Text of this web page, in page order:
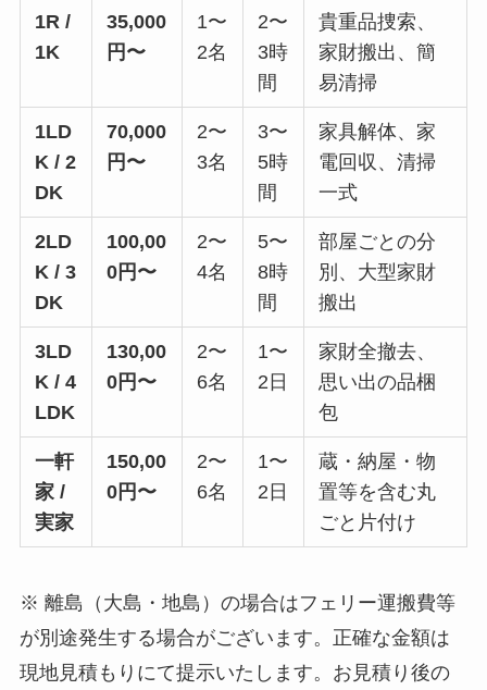
1R /
1K
35,000
円〜
1〜
2名
2〜
3時
間
貴重品捜索、
家財搬出、簡
易清掃
1LD
K / 2
DK
70,000
円〜
2〜
3名
3〜
5時
間
家具解体、家
電回収、清掃
一式
2LD
K / 3
DK
100,00
0円〜
2〜
4名
5〜
8時
間
部屋ごとの分
別、大型家財
搬出
3LD
K / 4
LDK
130,00
0円〜
2〜
6名
1〜
2日
家財全撤去、
思い出の品梱
包
一軒
家 /
実家
150,00
0円〜
2〜
6名
1〜
2日
蔵・納屋・物
置等を含む丸
ごと片付け
※ 離島（大島・地島）の場合はフェリー運搬費等
が別途発生する場合がございます。正確な金額は
現地見積もりにて提示いたします。お見積り後の